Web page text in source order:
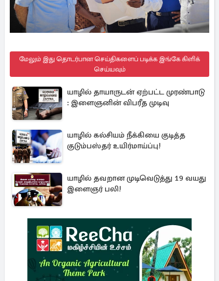
மேலும் இது தொடர்பான செய்திகளைப் படிக்க இங்கே கிளிக்
செய்யவும்
யாழில் தாயாருடன் ஏற்பட்ட முரண்பாடு
: இளைஞனின் விபரீத முடிவு
யாழில் கல்சியம் நீக்கியை குடித்த
குடும்பஸ்தர் உயிர்மாய்ப்பு!
யாழில் தவறான முடிவெடுத்து 19 வயது
இளைஞர் பலி!